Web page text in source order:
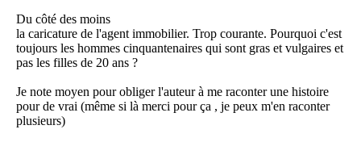
Du côté des moins
la caricature de l'agent immobilier. Trop courante. Pourquoi c'est
toujours les hommes cinquantenaires qui sont gras et vulgaires et
pas les filles de 20 ans ?
Je note moyen pour obliger l'auteur à me raconter une histoire
pour de vrai (même si là merci pour ça , je peux m'en raconter
plusieurs)